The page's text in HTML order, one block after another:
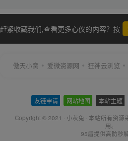
赶紧收藏我们,查看更多心仪的内容？按
傲天小窝 爱微资源网 狂神云浏览
友链申请 网站地图 本站主题
Copyright © 2021 · 小灰兔 · 本站所有资源
用。
95盾提供高防秒